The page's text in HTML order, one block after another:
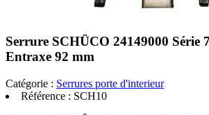
Serrure SCHÜCO 24149000 Série
Entraxe 92 mm
Catégorie : Serrures porte d'interieur
Référence : SCH10